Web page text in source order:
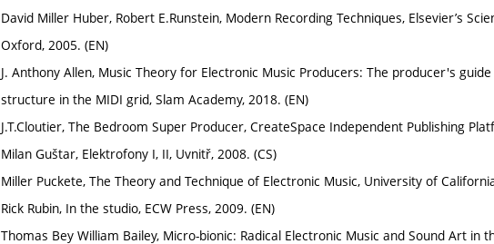
David Miller Huber, Robert E.Runstein, Modern Recording Techniques, Elsevier’s
Oxford, 2005. (EN)
J. Anthony Allen, Music Theory for Electronic Music Producers: The producer's
structure in the MIDI grid, Slam Academy, 2018. (EN)
J.T.Cloutier, The Bedroom Super Producer, CreateSpace Independent Publishing
Milan Guštar, Elektrofony I, II, Uvnitř, 2008. (CS)
Miller Puckete, The Theory and Technique of Electronic Music, University of
Rick Rubin, In the studio, ECW Press, 2009. (EN)
Thomas Bey William Bailey, Micro-bionic: Radical Electronic Music and Sound Art in